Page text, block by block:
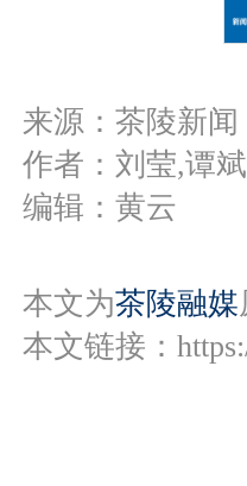
来源：茶陵新闻
作者：刘莹,谭
编辑：黄云
本文为茶陵融媒
本文链接：